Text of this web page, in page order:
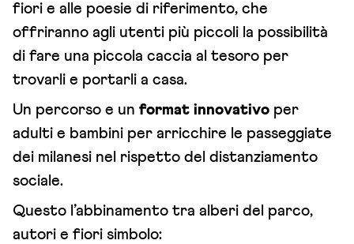
fiori e alle poesie di riferimento, che
offriranno agli utenti più piccoli la possibilità
di fare una piccola caccia al tesoro per
trovarli e portarli a casa.
Un percorso e un format innovativo per
adulti e bambini per arricchire le passeggiate
dei milanesi nel rispetto del distanziamento
sociale.
Questo l’abbinamento tra alberi del parco,
autori e fiori simbolo: